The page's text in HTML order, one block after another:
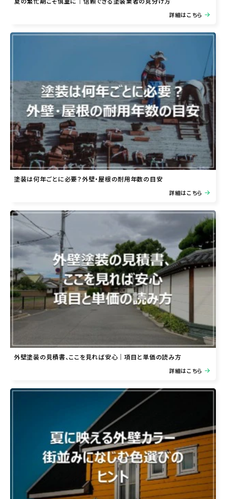
詳細はこちら
塗装は何年ごとに必要？外壁・屋根の耐用年数の目安
詳細はこちら
外壁塗装の見積書、ここを見れば安心｜項目と単価の読み方
詳細はこちら